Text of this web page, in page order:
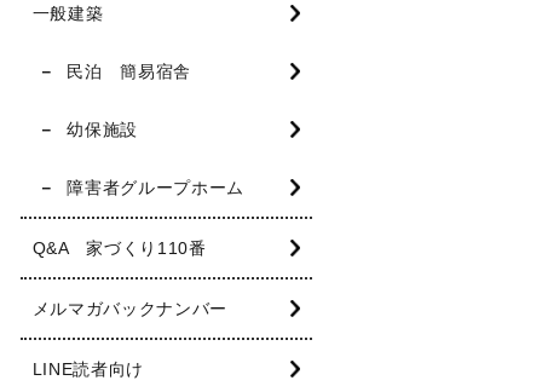
一般建築
民泊 簡易宿舎
幼保施設
障害者グループホーム
Q&A 家づくり110番
メルマガバックナンバー
LINE読者向け